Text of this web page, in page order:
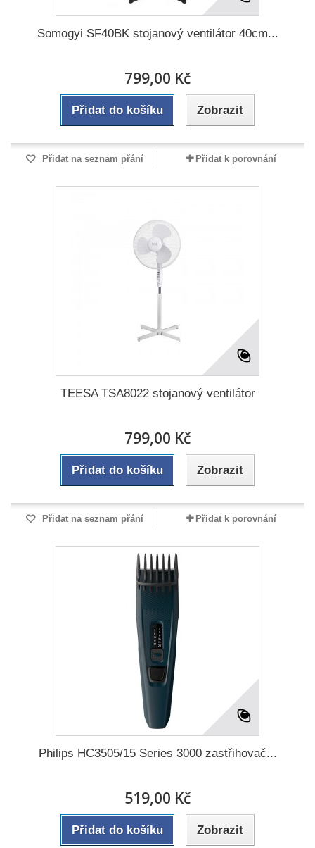
Somogyi SF40BK stojanový ventilátor 40cm...
799,00 Kč
Přidat do košíku Zobrazit
Přidat na seznam přání Přidat k porovnání
TEESA TSA8022 stojanový ventilátor
799,00 Kč
Přidat do košíku Zobrazit
Přidat na seznam přání Přidat k porovnání
Philips HC3505/15 Series 3000 zastřihovač...
519,00 Kč
Přidat do košíku Zobrazit